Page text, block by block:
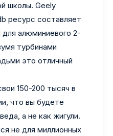
школы. Geely
ресурс составляет
алюминиевого 2-
турбинами
это отличный
150-200 тысяч в
что вы будете
а не как жигули.
не для миллионных